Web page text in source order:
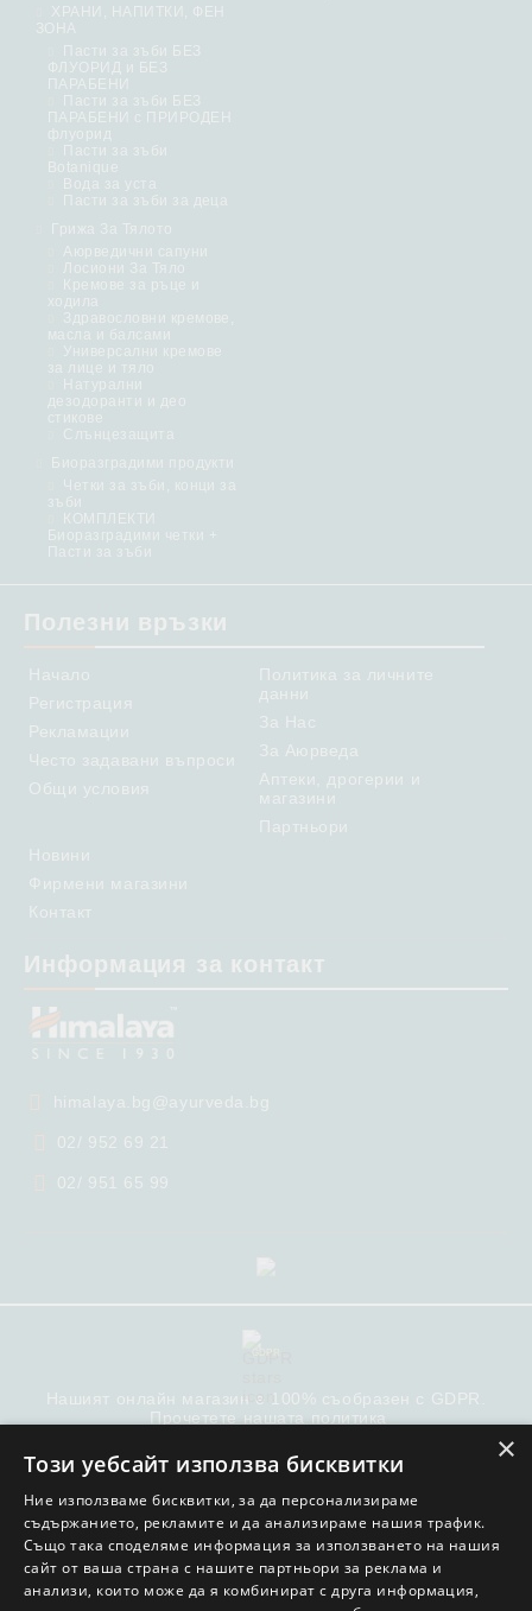
ХРАНИ, НАПИТКИ, ФЕН
ЗОНА
Пасти за зъби БЕЗ
ФЛУОРИД и БЕЗ
ПАРАБЕНИ
Пасти за зъби БЕЗ
ПАРАБЕНИ с ПРИРОДЕН
флуорид
Пасти за зъби
Botanique
Вода за уста
Пасти за зъби за деца
Грижа За Тялото
Аюрведични сапуни
Лосиони За Тяло
Кремове за ръце и
ходила
Здравословни кремове,
масла и балсами
Универсални кремове
за лице и тяло
Натурални
дезодоранти и део
стикове
Слънцезащита
Биоразградими продукти
Четки за зъби, конци за
зъби
КОМПЛЕКТИ
Биоразградими четки +
Пасти за зъби
Полезни връзки
Начало
Регистрация
Рекламации
Често задавани въпроси
Общи условия
Политика за личните
данни
За Нас
За Аюрведа
Аптеки, дрогерии и
магазини
Партньори
Новини
Фирмени магазини
Контакт
Информация за контакт
himalaya.bg@ayurveda.bg
02/ 952 69 21
02/ 951 65 99
Нашият онлайн магазин е 100% съобразен с GDPR.
Прочетете нашата политика
Моите лични данни
© COPYRIGHT 2022. ОНЛАЙН МАГАЗИН ОТ SELITON
×
Този уебсайт използва бисквитки
Ние използваме бисквитки, за да персонализираме
съдържанието, рекламите и да анализираме нашия трафик.
Също така споделяме информация за използването на нашия
сайт от ваша страна с нашите партньори за реклама и
анализи, които може да я комбинират с друга информация,